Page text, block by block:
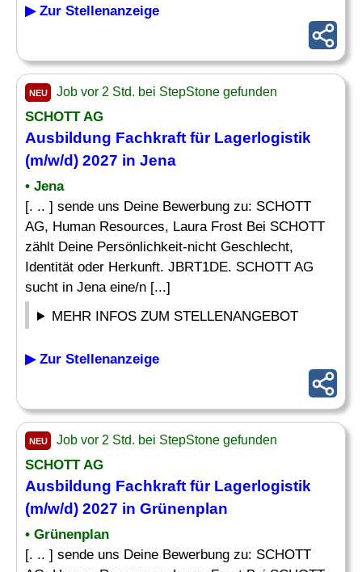
▶ Zur Stellenanzeige
NEU Job vor 2 Std. bei StepStone gefunden
SCHOTT AG
Ausbildung Fachkraft für Lagerlogistik
(m/w/d) 2027 in Jena
• Jena
[. .. ] sende uns Deine Bewerbung zu: SCHOTT
AG, Human Resources, Laura Frost Bei SCHOTT
zählt Deine Persönlichkeit-nicht Geschlecht,
Identität oder Herkunft. JBRT1DE. SCHOTT AG
sucht in Jena eine/n [...]
MEHR INFOS ZUM STELLENANGEBOT
▶ Zur Stellenanzeige
NEU Job vor 2 Std. bei StepStone gefunden
SCHOTT AG
Ausbildung Fachkraft für Lagerlogistik
(m/w/d) 2027 in Grünenplan
• Grünenplan
[. .. ] sende uns Deine Bewerbung zu: SCHOTT